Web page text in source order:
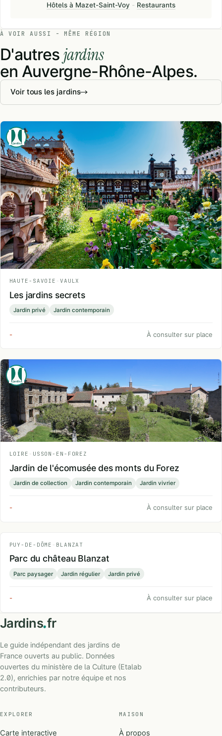
Hôtels à Mazet-Saint-Voy - Restaurants
À VOIR AUSSI - MÊME RÉGION
D'autres jardins
en Auvergne-Rhône-Alpes.
Voir tous les jardins
HAUTE-SAVOIE - VAULX
Les jardins secrets
Jardin privé Jardin contemporain
- À consulter sur place
LOIRE - USSON-EN-FOREZ
Jardin de l'écomusée des monts du Forez
Jardin de collection Jardin contemporain Jardin vivrier
- À consulter sur place
PUY-DE-DÔME - BLANZAT
Parc du château Blanzat
Parc paysager Jardin régulier Jardin privé
- À consulter sur place
Jardins.fr
Le guide indépendant des jardins de
France ouverts au public. Données
ouvertes du ministère de la Culture (Etalab
2.0), enrichies par notre équipe et nos
contributeurs.
EXPLORER
Carte interactive
MAISON
À propos